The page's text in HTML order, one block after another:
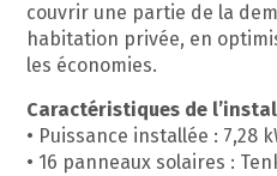
couvrir une partie de la
habitation privée, en
les économies.
Caractéristiques de
• Puissance installée : 7,28
• 16 panneaux solaires :